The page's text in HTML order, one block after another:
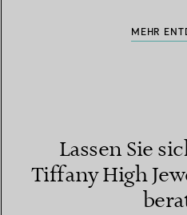
MEHR
Lassen Sie
Tiffany High